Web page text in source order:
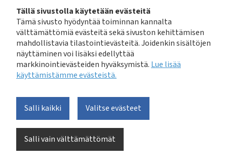
Tällä sivustolla käytetään evästeitä
Tämä sivusto hyödyntää toiminnan kannalta
välttämättömiä evästeitä sekä sivuston kehittämisen
mahdollistavia tilastointievästeitä. Joidenkin sisältöjen
näyttäminen voi lisäksi edellyttää
markkinointievästeiden hyväksymistä. Lue lisää
käyttämistämme evästeistä.​​​​​​
Salli kaikki
Salli vain välttämättömät
Valitse evästeet
Munkkien paistoon sopivia esimerkkiviestejä:
Vinkki kotikokille. Paistorasva voi tukkia viemärin. Älä
siis laita viemäriin rasvaa. Ruokarasvat voi lajitella
kotikompostoriin sekä melkein koko maassa myös
biojätteen
erilliskeräykseen.Katsohttps://www.pytty.fi/viemarin-
konnat/#viemarin-tukkijat
tai
Hyvää vappua! Munkkeja ja donitseja paistellessasi